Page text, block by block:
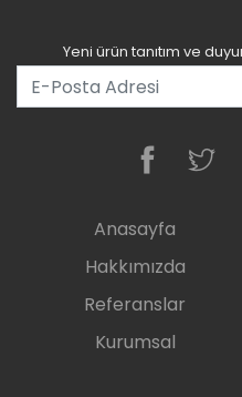
Yeni ürün tanıtım ve
Anasayfa
Hakkımızda
Referanslar
Kurumsal